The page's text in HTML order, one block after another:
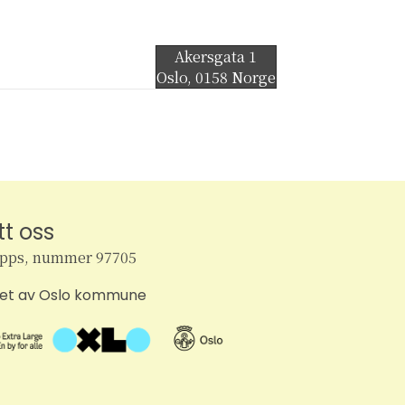
Akersgata 1
Oslo, 0158 Norge
oss
nummer 97705
av Oslo kommune